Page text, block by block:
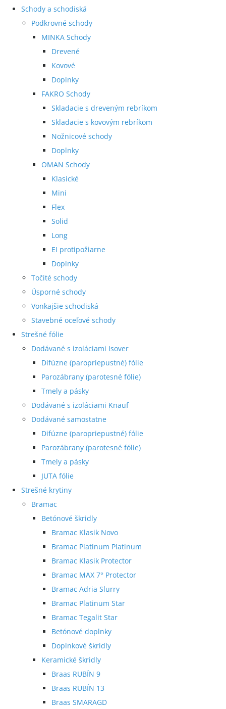
Schody a schodiská
Podkrovné schody
MINKA Schody
Drevené
Kovové
Doplnky
FAKRO Schody
Skladacie s dreveným rebríkom
Skladacie s kovovým rebríkom
Nožnicové schody
Doplnky
OMAN Schody
Klasické
Mini
Flex
Solid
Long
EI protipožiarne
Doplnky
Točité schody
Úsporné schody
Vonkajšie schodiská
Stavebné oceľové schody
Strešné fólie
Dodávané s izoláciami Isover
Difúzne (paropriepustné) fólie
Parozábrany (parotesné fólie)
Tmely a pásky
Dodávané s izoláciami Knauf
Dodávané samostatne
Difúzne (paropriepustné) fólie
Parozábrany (parotesné fólie)
Tmely a pásky
JUTA fólie
Strešné krytiny
Bramac
Betónové škridly
Bramac Klasik Novo
Bramac Platinum Platinum
Bramac Klasik Protector
Bramac MAX 7° Protector
Bramac Adria Slurry
Bramac Platinum Star
Bramac Tegalit Star
Betónové doplnky
Doplnkové škridly
Keramické škridly
Braas RUBÍN 9
Braas RUBÍN 13
Braas SMARAGD